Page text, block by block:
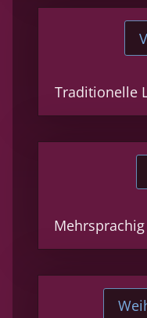
Traditionelle